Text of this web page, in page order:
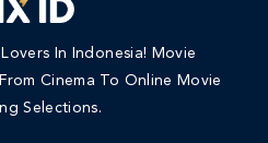
In Indonesia! Movie
Cinema To Online Movie
Selections.